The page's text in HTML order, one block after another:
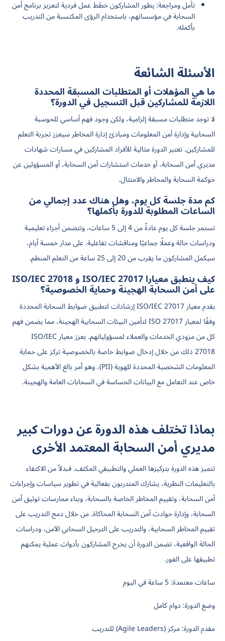
تأمل ومراجعة: يطور المشاركون خطط عمل فردية لتعزيز برنامج أمن
السحابة في مؤسساتهم، باستخدام الرؤى المكتسبة من التدريب
بأكمله.
الأسئلة الشائعة
ما هي المؤهلات أو المتطلبات المسبقة المحددة
اللازمة للمشاركين قبل التسجيل في الدورة؟
لا توجد متطلبات مسبقة إلزامية، ولكن وجود فهم أساسي للحوسبة
السحابية وإدارة أمن المعلومات ومبادئ إدارة المخاطر سيعزز تجربة التعلم
للمشاركين. تعتبر الدورة مثالية للأفراد المشاركين في مسارات شهادات
مديري أمن السحابة، أو خدمات استشارات أمن السحابة، أو المسؤولين عن
حوكمة السحابة والمخاطر والامتثال.
كم مدة جلسة كل يوم، وهل هناك عدد إجمالي من
الساعات المطلوبة للدورة بأكملها؟
تستمر جلسة كل يوم عادةً من 4 إلى 5 ساعات، وتتضمن أجزاء تعليمية
ودراسات حالة وعملًا جماعيًا ومناقشات تفاعلية. على مدار خمسة أيام،
سيكمل المشاركون ما يقرب من 20 إلى 25 ساعة من التعلم المنظم.
كيف ينطبق معيارا ISO/IEC 27017 و ISO/IEC 27018
على أمن السحابة الهجينة وحماية الخصوصية؟
يقدم معيار ISO/IEC 27017 إرشادات لتطبيق ضوابط السحابة المحددة
وفقًا لمعيار ISO 27017 لتأمين البيئات السحابية الهجينة، مما يضمن فهم
كل من مزودي الخدمات والعملاء لمسؤولياتهم. يعزز معيار ISO/IEC
27018 ذلك من خلال إدخال ضوابط خاصة بالخصوصية تركز على حماية
المعلومات الشخصية المحددة للهوية (PII)، وهو أمر بالغ الأهمية بشكل
خاص عند التعامل مع البيانات الحساسة في السحابات العامة والهجينة.
بماذا تختلف هذه الدورة عن دورات كبير
مديري أمن السحابة المعتمد الأخرى
تتميز هذه الدورة بتركيزها العملي والتطبيقي المكثف. فبدلاً من الاكتفاء
بالتعليمات النظرية، يشارك المتدربون بفعالية في تطوير سياسات وإجراءات
أمن السحابة، وتقييم المخاطر الخاصة بالسحابة، وبناء ممارسات توثيق أمن
السحابة، وإدارة حوادث أمن السحابة المحاكاة. من خلال دمج التدريب على
تقييم المخاطر السحابية، والتدريب على الترحيل السحابي الآمن، ودراسات
الحالة الواقعية، تضمن الدورة أن يخرج المشاركون بأدوات عملية يمكنهم
تطبيقها على الفور.
ساعات معتمدة:
وضع الدورة: دوام كامل
مقدم الدورة:مركز (Agile Leaders) للتدريب